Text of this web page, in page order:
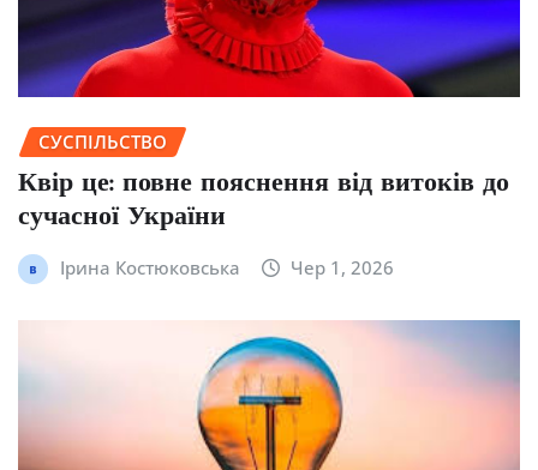
СУСПІЛЬСТВО
Квір це: повне пояснення від витоків до
сучасної України
Ірина Костюковська Чер 1, 2026